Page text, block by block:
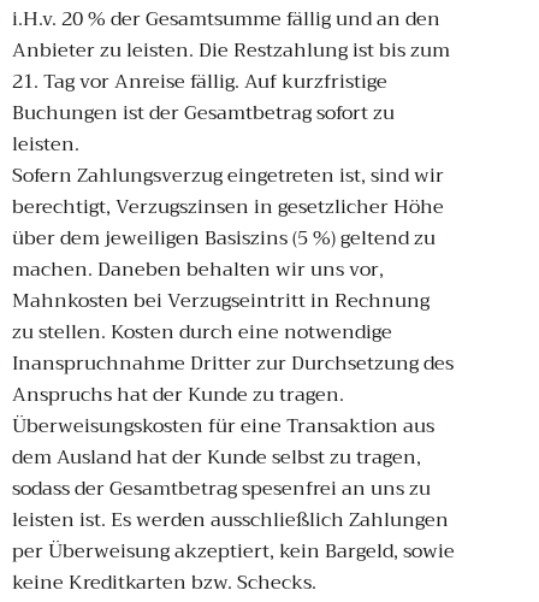
i.H.v. 20 % der Gesamtsumme fällig und an den
Anbieter zu leisten. Die Restzahlung ist bis zum
21. Tag vor Anreise fällig. Auf kurzfristige
Buchungen ist der Gesamtbetrag sofort zu
leisten.
Sofern Zahlungsverzug eingetreten ist, sind wir
berechtigt, Verzugszinsen in gesetzlicher Höhe
über dem jeweiligen Basiszins (5 %) geltend zu
machen. Daneben behalten wir uns vor,
Mahnkosten bei Verzugseintritt in Rechnung
zu stellen. Kosten durch eine notwendige
Inanspruchnahme Dritter zur Durchsetzung des
Anspruchs hat der Kunde zu tragen.
Überweisungskosten für eine Transaktion aus
dem Ausland hat der Kunde selbst zu tragen,
sodass der Gesamtbetrag spesenfrei an uns zu
leisten ist. Es werden ausschließlich Zahlungen
per Überweisung akzeptiert, kein Bargeld, sowie
keine Kreditkarten bzw. Schecks.